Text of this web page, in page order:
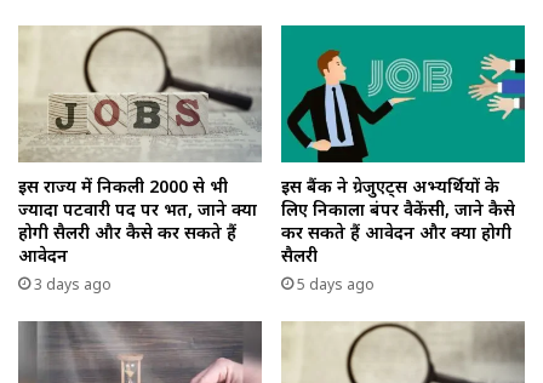
इस राज्य में निकली 2000 से भी
ज्यादा पटवारी पद पर भर्ती, जाने क्या
होगी सैलरी और कैसे कर सकते हैं
आवेदन
3 days ago
इस बैंक ने ग्रेजुएट्स अभ्यर्थियों के
लिए निकाला बंपर वैकेंसी, जाने कैसे
कर सकते हैं आवेदन और क्या होगी
सैलरी
5 days ago